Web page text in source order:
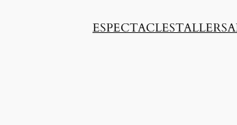
ESPECTACLESTALLERS